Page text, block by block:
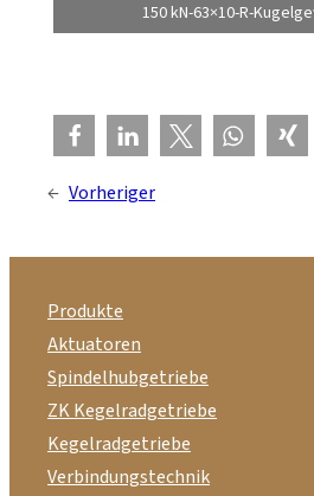
150 kN-63×10-R-
← Vorheriger
Produkte
Aktuatoren
Spindelhubgetriebe
ZK Kegelradgetriebe
Kegelradgetriebe
Verbindungstechnik